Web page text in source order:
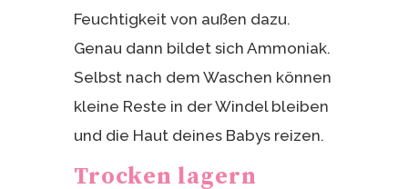
Feuchtigkeit von außen dazu.
Genau dann bildet sich Ammoniak.
Selbst nach dem Waschen können
kleine Reste in der Windel bleiben
und die Haut deines Babys reizen.
Trocken lagern